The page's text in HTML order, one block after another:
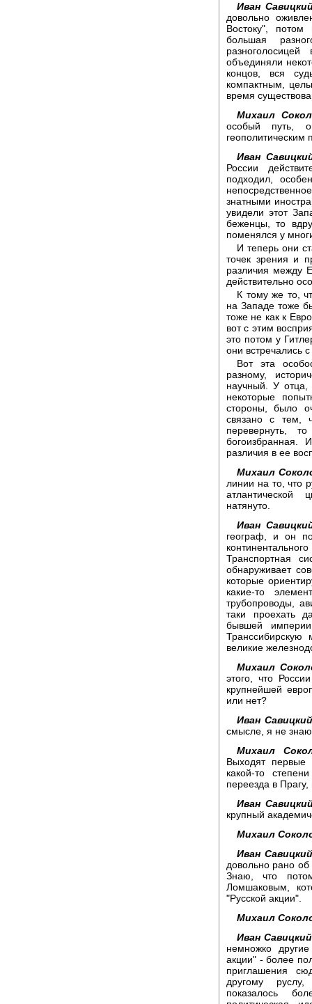
Иван
довольно
Востоку",
большая
объединяли
концов, вся
компактным,
время
Михаил
особый путь,
геополитическим
Иван
России
подходил,
знатными
увидели этот
беженцы, то
поменялся у
И теперь они
точек зрения и
различия между
действительно
К тому же то,
на Западе тоже
тоже не как к
вот с этим
это потом у
они встречались
Вот эта
разному,
научный. У отца,
некоторые
стороны, было
связано с тем,
перевернуть,
богоизбранная.
различия в ее
Михаил
линии на то, что
атлантической
натянуто.
Иван
географ, и он
Транспортная
обнаруживает
которые
какие-то
трубопроводы,
таки проехать
бывшей
Транссибирскую
великие
Михаил
этого, что
крупнейшей
или нет?
Иван
смысле, я не
Михаил
Выходят первые
какой-то
переезда в
Иван
крупный
Михаил
Иван
довольно рано об
Знаю, что
Ломшаковым,
"Русской акции".
Михаил
Иван
немножко
акции" - более
приглашения
другому
показалось